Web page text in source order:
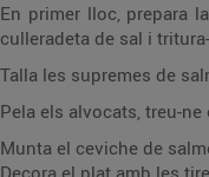
En primer lloc, prepara la llet de tigre. Esprem les llimes i
Pela els alvocats, treu-
Munta el ceviche de salmó en bols amb l’ajuda d’un